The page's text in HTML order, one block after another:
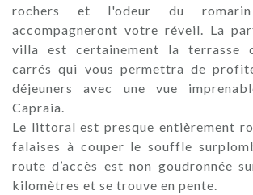
rochers et l'odeur du
accompagneront votre réveil. La
villa est certainement la terrasse
carrés qui vous permettra de
déjeuners avec une vue
Capraia.
Le littoral est presque entièrement
falaises à couper le souffle
route d’accès est non goudronnée
kilomètres et se trouve en pente.